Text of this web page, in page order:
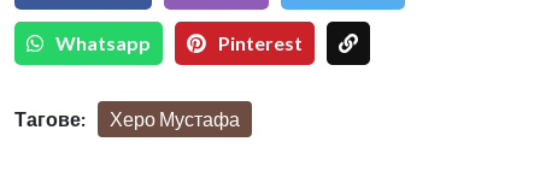
Whatsapp Pinterest
Тагове: Херо Мустафа